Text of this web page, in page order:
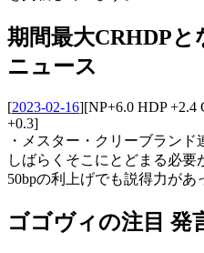
期間最大CRHDPと
ニュース
[2023-02-16][NP+6.0 HDP +2.4
+0.3]
・メスター・クリーブラン
しばらくそこにとどまる必要
50bpの利上げでも説得力があ
ゴゴヴィの注目 発